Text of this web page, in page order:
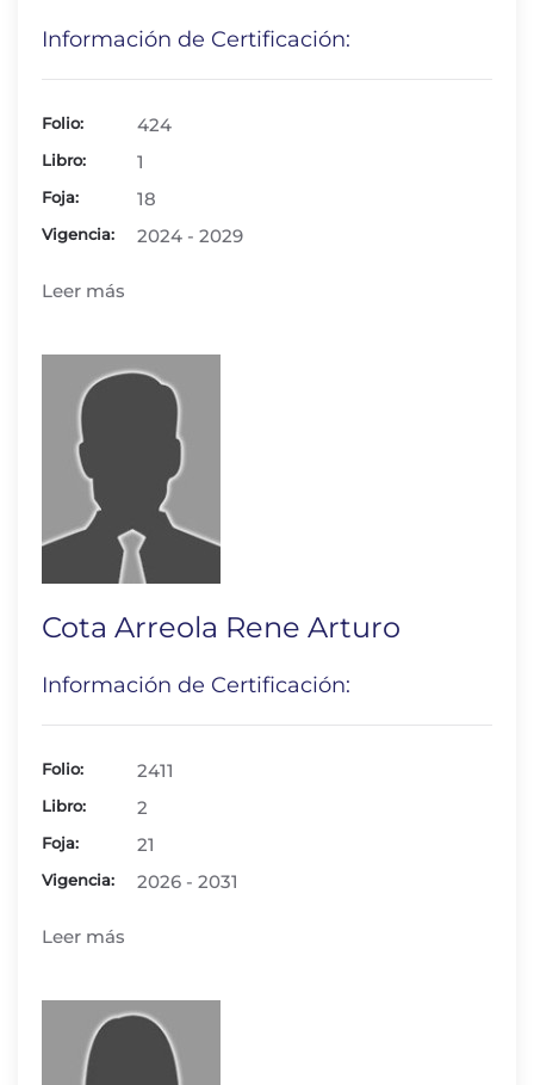
Información de Certificación:
Folio: 424
Libro: 1
Foja: 18
Vigencia: 2024 - 2029
Leer más
Cota Arreola Rene Arturo
Información de Certificación:
Folio: 2411
Libro: 2
Foja: 21
Vigencia: 2026 - 2031
Leer más